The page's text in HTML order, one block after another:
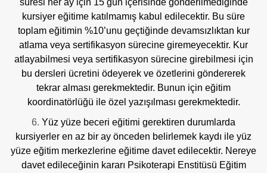
süresi her ay için 15 gün içerisinde gönderilmediğinde
kursiyer eğitime katılmamış kabul edilecektir. Bu süre
toplam eğitimin %10’unu geçtiğinde devamsızlıktan kur
atlama veya sertifikasyon sürecine giremeyecektir. Kur
atlayabilmesi veya sertifikasyon sürecine girebilmesi için
bu dersleri ücretini ödeyerek ve özetlerini göndererek
tekrar alması gerekmektedir. Bunun için eğitim
koordinatörlüğü ile özel yazışılması gerekmektedir.
Yüz yüze beceri eğitimi gerektiren durumlarda
kursiyerler en az bir ay önceden belirlemek kaydı ile yüz
yüze eğitim merkezlerine eğitime davet edilecektir. Nereye
davet edileceğinin kararı Psikoterapi Enstitüsü Eğitim